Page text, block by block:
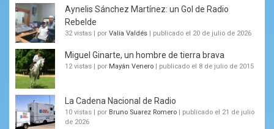
Aynelis Sánchez Martínez: un Gol de Radio
Rebelde
32 vistas por Valia Valdés publicado el 20 de julio de 2026
Miguel Ginarte, un hombre de tierra brava
12 vistas por Mayán Venero publicado el 8 de julio de 2015
La Cadena Nacional de Radio
10 vistas por Bruno Suarez Romero
publicado el 21 de julio
de 2026